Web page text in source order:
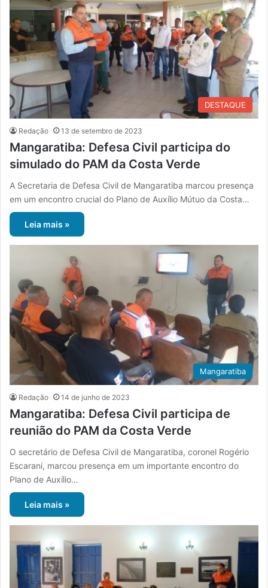
DESTAQUE
Redação 13 de setembro de 2023
Mangaratiba: Defesa Civil participa do
simulado do PAM da Costa Verde
A Secretaria de Defesa Civil de Mangaratiba marcou presença
em um encontro crucial do Plano de Auxílio Mútuo da Costa…
Leia mais »
Mangaratiba
Redação 14 de junho de 2023
Mangaratiba: Defesa Civil participa de
reunião do PAM da Costa Verde
O secretário de Defesa Civil de Mangaratiba, coronel Rogério
Escarani, marcou presença em um importante encontro do
Plano de Auxílio…
Leia mais »